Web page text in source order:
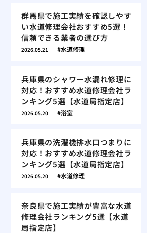
群馬県で施工実績を確認しやす
い水道修理会社おすすめ5選！
信頼できる業者の選び方
2026.05.21 水道修理
兵庫県のシャワー水漏れ修理に
対応！おすすめ水道修理会社ラ
ンキング5選【水道局指定店】
2026.05.20 浴室
兵庫県の洗濯機排水口つまりに
対応！おすすめ水道修理会社ラ
ンキング5選【水道局指定店】
2026.05.20 水道修理
奈良県で施工実績が豊富な水道
修理会社ランキング5選【水道
局指定店】